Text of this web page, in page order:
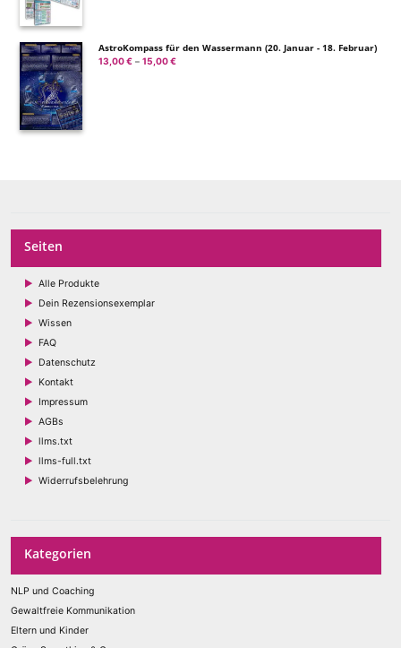
AstroKompass für den Wassermann (20. Januar - 18. Februar)
13,00€ – 15,00€Preisspanne:
Seiten
Alle Produkte
Dein Rezensionsexemplar
Wissen
FAQ
Datenschutz
Kontakt
Impressum
AGBs
llms.txt
llms-full.txt
Widerrufsbelehrung
Kategorien
NLP und Coaching
Gewaltfreie Kommunikation
Eltern und Kinder